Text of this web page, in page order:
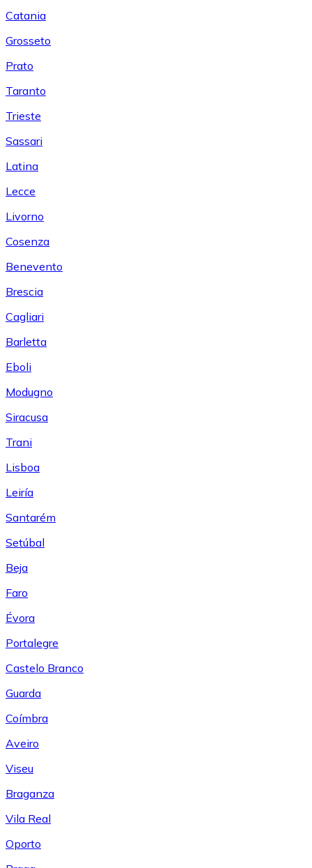
Catania
Grosseto
Prato
Taranto
Trieste
Sassari
Latina
Lecce
Livorno
Cosenza
Benevento
Brescia
Cagliari
Barletta
Eboli
Modugno
Siracusa
Trani
Lisboa
Leiría
Santarém
Setúbal
Beja
Faro
Évora
Portalegre
Castelo Branco
Guarda
Coímbra
Aveiro
Viseu
Braganza
Vila Real
Oporto